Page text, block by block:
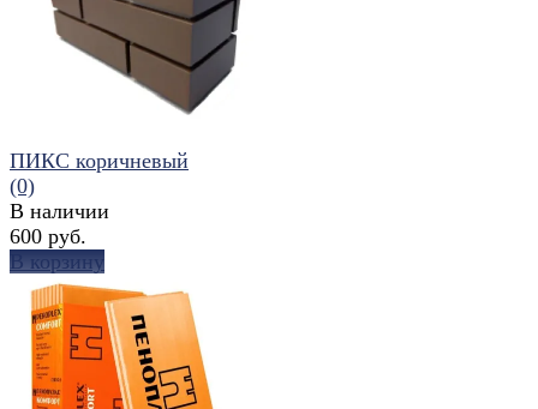
избранное сравнить
ПИКС коричневый
(0)
В наличии
600 руб.
В корзину